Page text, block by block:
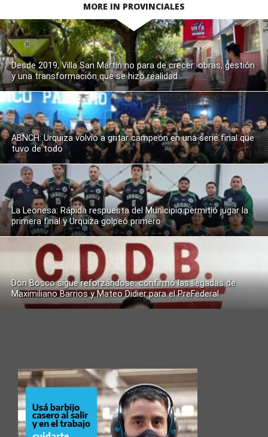
MORE IN PROVINCIALES
Desde 2019, Villa San Martín no para de crecer: obras, gestión
y una transformación que se hizo realidad
ABNCH: Urquiza volvió a gritar campeón en una serie final que
tuvo de todo
La Leonesa: Rápida respuesta del Municipio permitió jugar la
primera final y Urquiza golpeó primero
Don Bosco sigue reforzándose: confirmó las llegadas de
Maximiliano Barrios y Mateo Didier para el PreFederal